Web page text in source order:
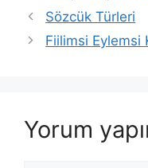
Sözcük Türleri
Fiilimsi Eylemsi
Yorum